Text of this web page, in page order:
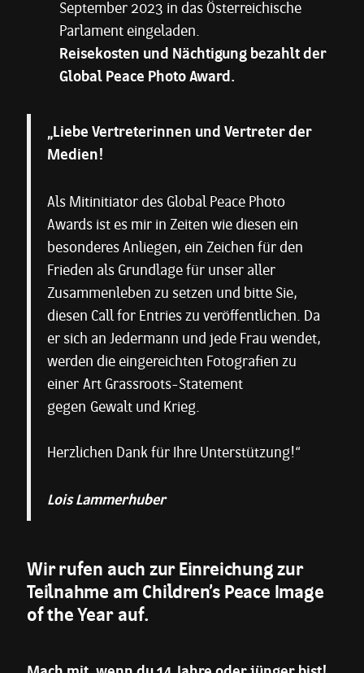
September 2023 in das Österreichische
Parlament eingeladen.
Reisekosten und Nächtigung bezahlt der
Global Peace Photo Award.
„Liebe Vertreterinnen und Vertreter der
Medien!
Als Mitinitiator des Global Peace Photo
Awards ist es mir in Zeiten wie diesen ein
besonderes Anliegen, ein Zeichen für den
Frieden als Grundlage für unser aller
Zusammenleben zu setzen und bitte Sie,
diesen Call for Entries zu veröffentlichen. Da
er sich an Jedermann und jede Frau wendet,
werden die eingereichten Fotografien zu
einer Art Grassroots-Statement
gegen Gewalt und Krieg.
Herzlichen Dank für Ihre Unterstützung!“
Lois Lammerhuber
Wir rufen auch zur Einreichung zur
Teilnahme am Children’s Peace Image
of the Yearauf.